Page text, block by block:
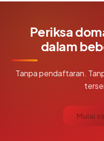
Periksa
dalam
Tanpa pendaftaran.
Mulai